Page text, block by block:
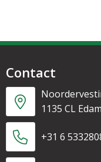
Contact
1135 CL Edam
+31 6